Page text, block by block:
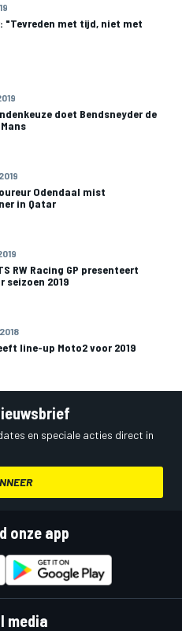
"Tevreden met tijd, niet met
doet Bendsneyder de
Odendaal mist
in Qatar
RW Racing GP presenteert
seizoen 2019
line-up Moto2 voor 2019
en speciale acties direct in
onze app
media